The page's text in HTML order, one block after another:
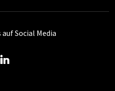
auf Social Media